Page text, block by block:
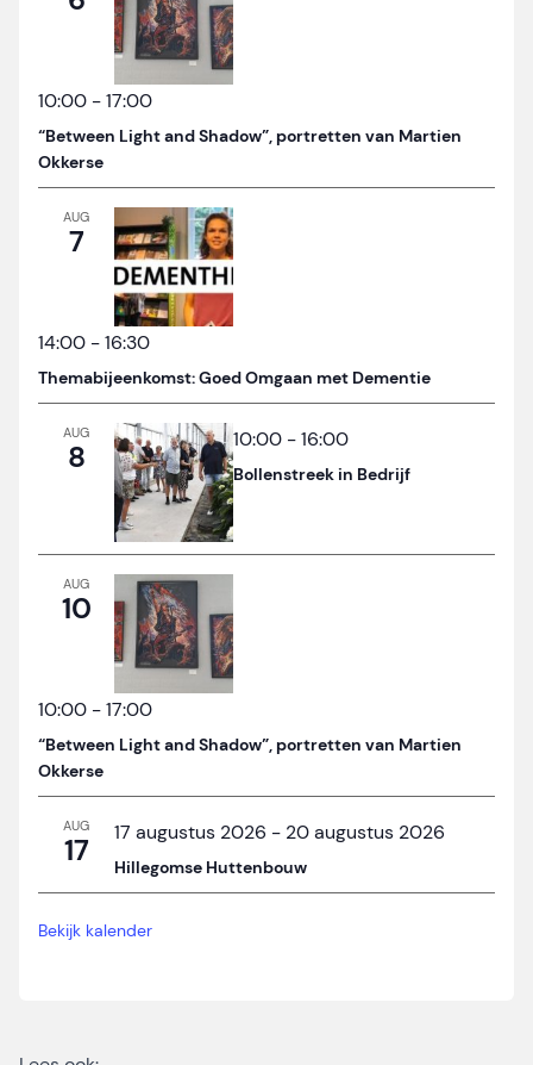
10:00 -17:00
“Between Light and Shadow”, portretten van Martien
Okkerse
AUG
7
14:00 -16:30
Themabijeenkomst: Goed Omgaan met Dementie
AUG
8 10:00 -16:00
Bollenstreek in Bedrijf
AUG
10
10:00 -17:00
“Between Light and Shadow”, portretten van Martien
Okkerse
AUG
17 17 augustus 2026 - 20 augustus 2026
Hillegomse Huttenbouw
Bekijk kalender